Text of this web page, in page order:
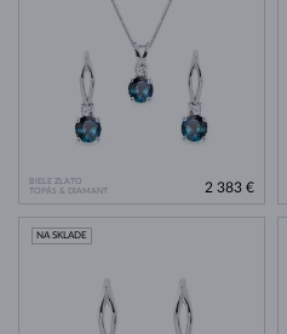
BIELE ZLATO
TOPÁS & DIAMANT
2 383 €
NA SKLADE